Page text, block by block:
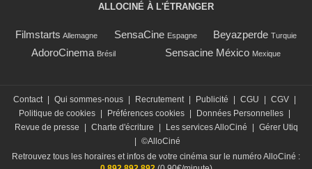
ALLOCINÉ À L'ÉTRANGER
Filmstarts Allemagne SensaCine Espagne Beyazperde Turquie
AdoroCinema Brésil Sensacine México Mexique
Contact | Qui sommes-nous | Recrutement | Publicité | CGU | CGV |
Politique de cookies | Préférences cookies | Données Personnelles |
Revue de presse
| Charte d'écriture | Les services AlloCiné | Gérer Utiq
| ©AlloCiné
Retrouvez tous les horaires et infos de votre cinéma sur le numéro AlloCiné :